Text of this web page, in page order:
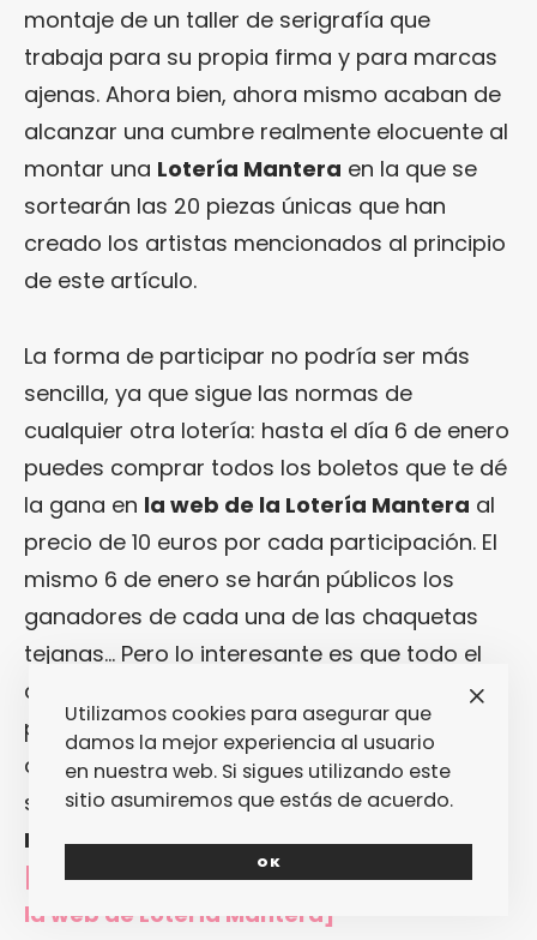
montaje de un taller de serigrafía que
trabaja para su propia firma y para marcas
ajenas. Ahora bien, ahora mismo acaban de
alcanzar una cumbre realmente elocuente al
montar una Lotería Mantera en la que se
sortearán las 20 piezas únicas que han
creado los artistas mencionados al principio
de este artículo.
La forma de participar no podría ser más
sencilla, ya que sigue las normas de
cualquier otra lotería: hasta el día 6 de enero
puedes comprar todos los boletos que te dé
la gana en la web de la Lotería Mantera al
precio de 10 euros por cada participación. El
mismo 6 de enero se harán públicos los
ganadores de cada una de las chaquetas
tejanas… Pero lo interesante es que todo el
dinero recaudado se utilizará para crear
puestos de trabajo fijos que permitan sacar
a manteros de la calle. A lo que nosotros
solo podemos decir: ¿no puede haber una
Lotería Manteracada mes, por favor?
[FOTOS: Lluis Tudela] [Más información en
la web de Lotería Mantera ]
Utilizamos cookies para asegurar que
damos la mejor experiencia al usuario
en nuestra web. Si sigues utilizando este
sitio asumiremos que estás de acuerdo.
OK